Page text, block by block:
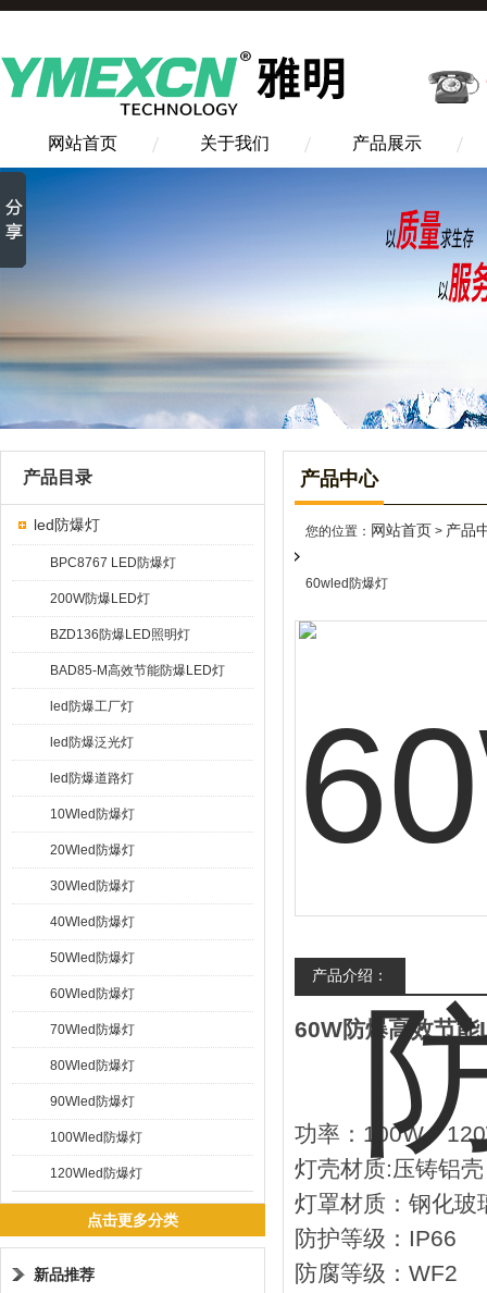
网站首页 关于我们 产品展示
产品目录
led防爆灯
BPC8767 LED防爆灯
200W防爆LED灯
BZD136防爆LED照明灯
BAD85-M高效节能防爆LED灯
led防爆工厂灯
led防爆泛光灯
led防爆道路灯
10Wled防爆灯
20Wled防爆灯
30Wled防爆灯
40Wled防爆灯
50Wled防爆灯
60Wled防爆灯
70Wled防爆灯
80Wled防爆灯
90Wled防爆灯
100Wled防爆灯
120Wled防爆灯
点击更多分类
新品推荐
产品中心
您的位置： 网站首页 > 产品
60wled防爆灯
产品介绍：
60W防爆高效节
功率：100W、
灯壳材质:压铸铝壳
灯罩材质：钢化玻
防护等级：IP66
防腐等级：WF2